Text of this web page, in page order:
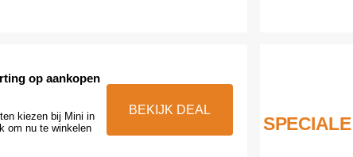
op aankopen
kiezen bij Mini in
om nu te winkelen
BEKIJK DEAL
SPECIALE